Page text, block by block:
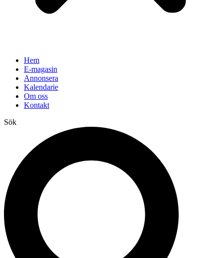
Hem
E-magasin
Annonsera
Kalendarie
Om oss
Kontakt
Sök